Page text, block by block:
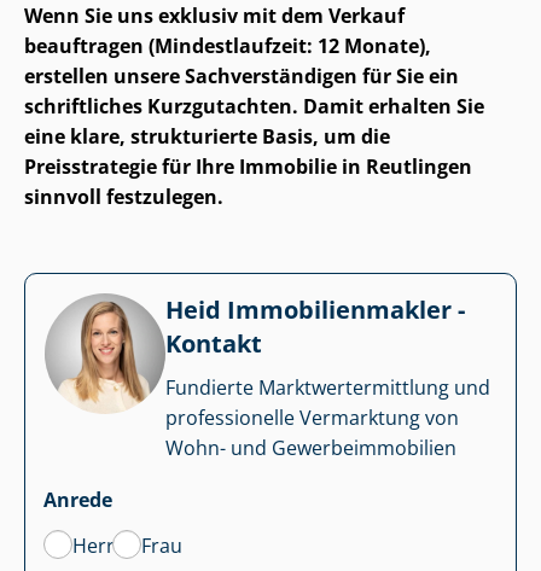
Wenn Sie uns exklusiv mit dem Verkauf
beauftragen (Mindestlaufzeit: 12 Monate),
erstellen unsere Sach­ver­stän­di­gen für Sie ein
schriftliches Kurzgutachten. Damit erhalten Sie
eine klare, strukturierte Basis, um die
Preisstrategie für Ihre Immobilie in Reutlingen
sinnvoll festzulegen.
Heid Im­mo­bi­li­en­mak­ler -
Kontakt
Fundierte Markt­wert­ermitt­lung und
professionelle Vermarktung von
Wohn- und Ge­wer­be­im­mo­bi­li­en
Anrede
Herr
Frau